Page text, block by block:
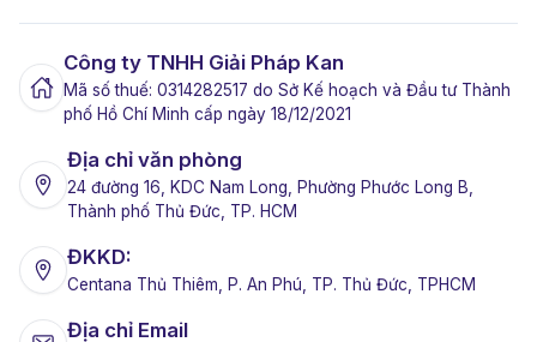
Công ty TNHH Giải Pháp Kan
Mã số thuế: 0314282517 do Sở Kế hoạch và Đầu tư Thành
phố Hồ Chí Minh cấp ngày 18/12/2021
Địa chỉ văn phòng
24 đường 16, KDC Nam Long, Phường Phước Long B,
Thành phố Thủ Đức, TP. HCM
ĐKKD:
Centana Thủ Thiêm, P. An Phú, TP. Thủ Đức, TPHCM
Địa chỉ Email